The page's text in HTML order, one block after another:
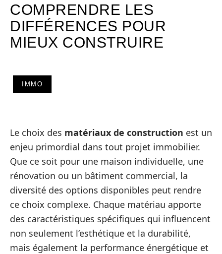
COMPRENDRE LES
DIFFÉRENCES POUR
MIEUX CONSTRUIRE
IMMO
Le choix des matériaux de construction est un
enjeu primordial dans tout projet immobilier.
Que ce soit pour une maison individuelle, une
rénovation ou un bâtiment commercial, la
diversité des options disponibles peut rendre
ce choix complexe. Chaque matériau apporte
des caractéristiques spécifiques qui influencent
non seulement l’esthétique et la durabilité,
mais également la performance énergétique et